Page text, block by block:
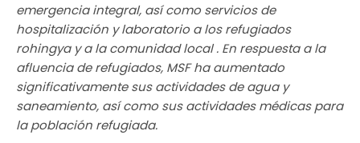
emergencia integral, así como servicios de
hospitalización y laboratorio a los refugiados
rohingya y a la comunidad local . En respuesta a la
afluencia de refugiados, MSF ha aumentado
significativamente sus actividades de agua y
saneamiento, así como sus actividades médicas para
la población refugiada.